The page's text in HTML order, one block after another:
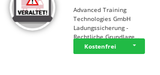
Advanced Training
Technologies GmbH
Ladungssicherung -
Rechtliche Grundlage…
Kostenfrei